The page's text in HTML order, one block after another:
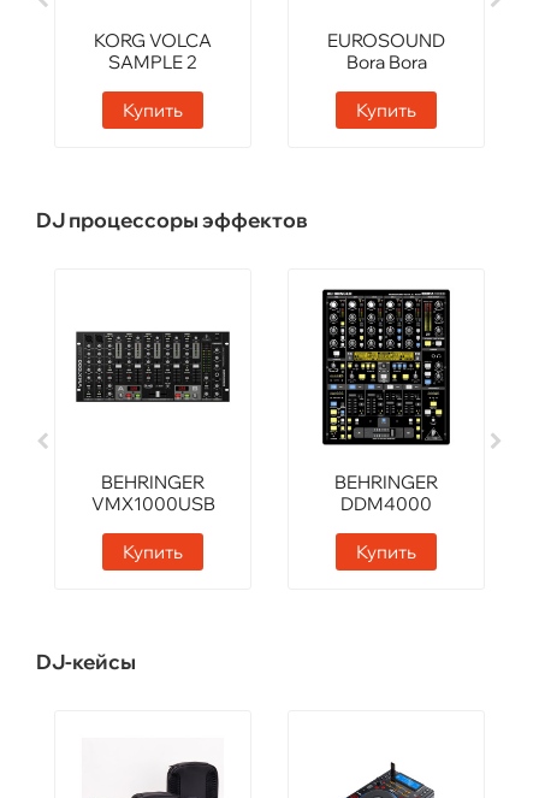
KORG VOLCA
SAMPLE 2
Купить
EUROSOUND
Bora Bora
Купить
DJ процессоры эффектов
BEHRINGER
VMX1000USB
Купить
BEHRINGER
DDM4000
Купить
DJ-кейсы